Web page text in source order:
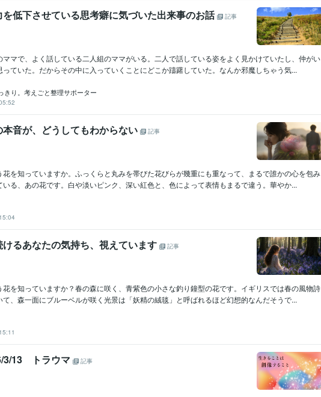
低下させている思考癖に気づいた出来事のお話 記事
ママで、よく話している二人組のママがいる。二人で話している姿をよく見かけていたし、仲がい
ていた。だからその中に入っていくことにどこか躊躇していた。なんか邪魔しちゃう気...
きり。考えごと整理サポーター
音が、どうしてもわからない 記事
花を知っていますか。ふっくらと丸みを帯びた花びらが幾重にも重なって、まるで誰かの心を包み
る、あの花です。白や淡いピンク、深い紅色と、色によって表情もまるで違う。華やか...
るあなたの気持ち、視えています 記事
花を知っていますか？春の森に咲く、青紫色の小さな釣り鐘型の花です。イギリスでは春の風物詩
、森一面にブルーベルが咲く光景は「妖精の絨毯」と呼ばれるほど幻想的なんだそうで...
3/13 トラウマ 記事